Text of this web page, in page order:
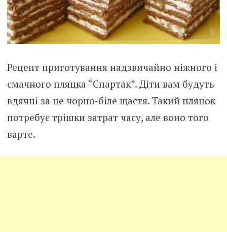
Рецепт приготування надзвичайно ніжного і
смачного пляцка “Спартак”. Діти вам будуть
вдячні за це чорно-біле щастя. Такий пляцок
потребує трішки затрат часу, але воно того
варте.